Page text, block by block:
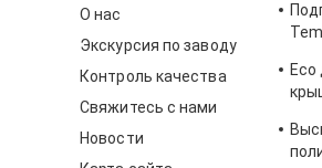
О нас
Экскурсия по заводу
Контроль качества
Свяжитесь с нами
Новости